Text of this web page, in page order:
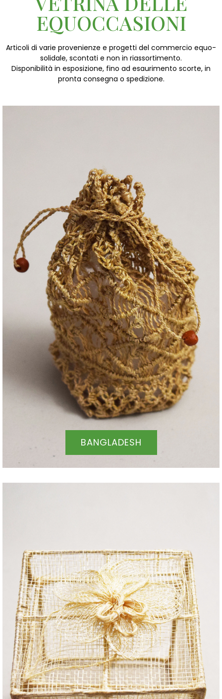
EQUOCCASIONI
Articoli di varie provenienze e progetti del commercio equo-
solidale, scontati e non in riassortimento.
Disponibilità in esposizione, fino ad esaurimento scorte, in
pronta consegna o spedizione.
BANGLADESH